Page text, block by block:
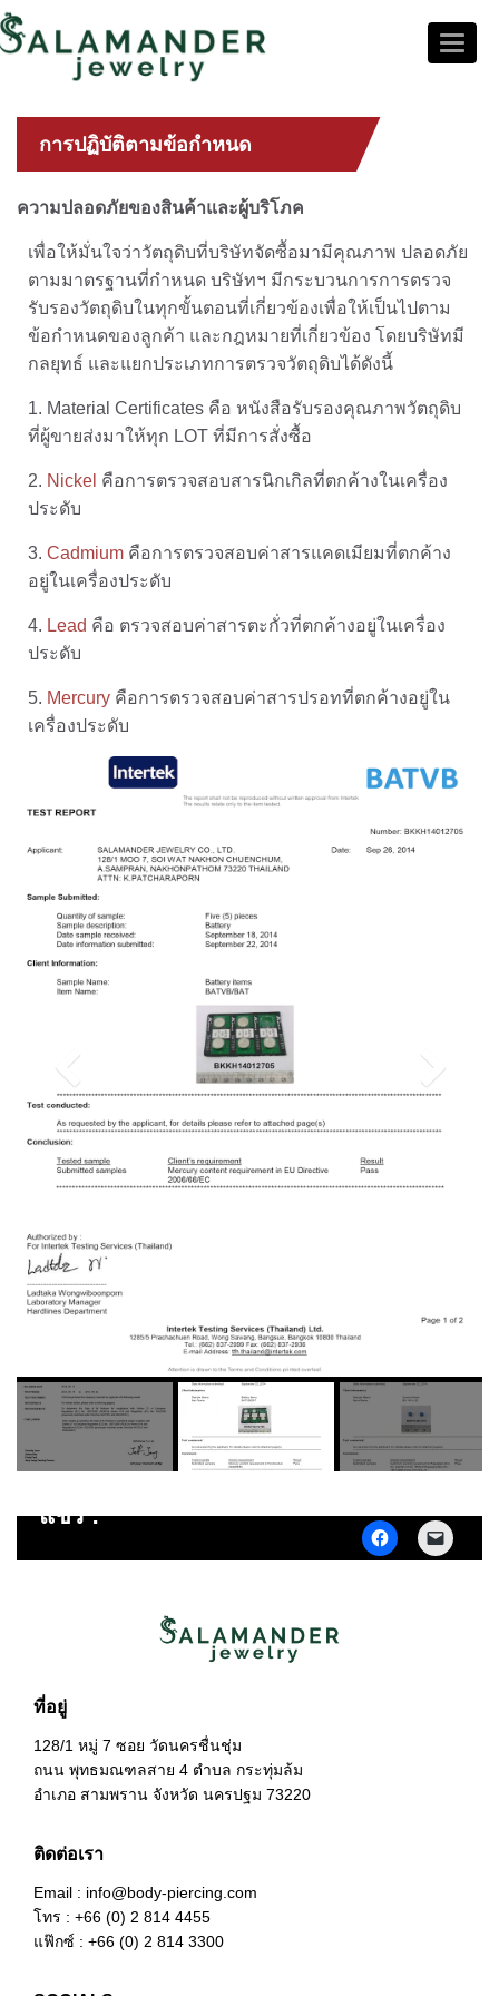
Toggle
กิจกรรม
เรา
ราย
บริษัท
สินค้า
บริการ
การ
พัฒนา
อย่าง
ยั่งยืน
ร่วม
งาน
เรา
ติดต่อ
การปฏิบัติตามข้อกำหนด
ความปลอดภัยของสินค้าและผู้บริโภค
เพื่อให้มั่นใจว่าวัตถุดิบที่บริษัทจัดซื้อมามีคุณภาพ ปลอดภัย
ตามมาตรฐานที่กำหนด บริษัทฯ มีกระบวนการการตรวจ
รับรองวัตถุดิบในทุกขั้นตอนที่เกี่ยวข้องเพื่อให้เป็นไปตาม
ข้อกำหนดของลูกค้า และกฎหมายที่เกี่ยวข้อง โดยบริษัทมี
กลยุทธ์ และแยกประเภทการตรวจวัตถุดิบได้ดังนี้
1. Material Certificates คือ หนังสือรับรองคุณภาพวัตถุดิบ
ที่ผู้ขายส่งมาให้ทุก LOT ที่มีการสั่งซื้อ
2. Nickel คือการตรวจสอบสารนิกเกิลที่ตกค้างในเครื่อง
ประดับ
3. Cadmium คือการตรวจสอบค่าสารแคดเมียมที่ตกค้าง
อยู่ในเครื่องประดับ
4. Lead คือ ตรวจสอบค่าสารตะกั่วที่ตกค้างอยู่ในเครื่อง
ประดับ
5. Mercury คือการตรวจสอบค่าสารปรอทที่ตกค้างอยู่ใน
เครื่องประดับ
แชร์ :
Click
to
share
Click
to
email
ที่อยู่
128/1 หมู่ 7 ซอย วัดนครชื่นชุ่ม
ถนน พุทธมณฑลสาย 4 ตำบล กระทุ่มล้ม
อำเภอ สามพราน จังหวัด นครปฐม 73220
ติดต่อเรา
Email : info@body-piercing.com
โทร : +66 (0) 2 814 4455
แฟ๊กซ์ : +66 (0) 2 814 3300